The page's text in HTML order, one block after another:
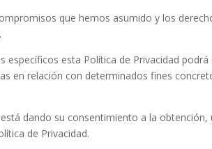
que hemos asumido y los
específicos esta Política de Privacidad
en relación con determinados fines
está dando su consentimiento a la obtención,
de Privacidad.